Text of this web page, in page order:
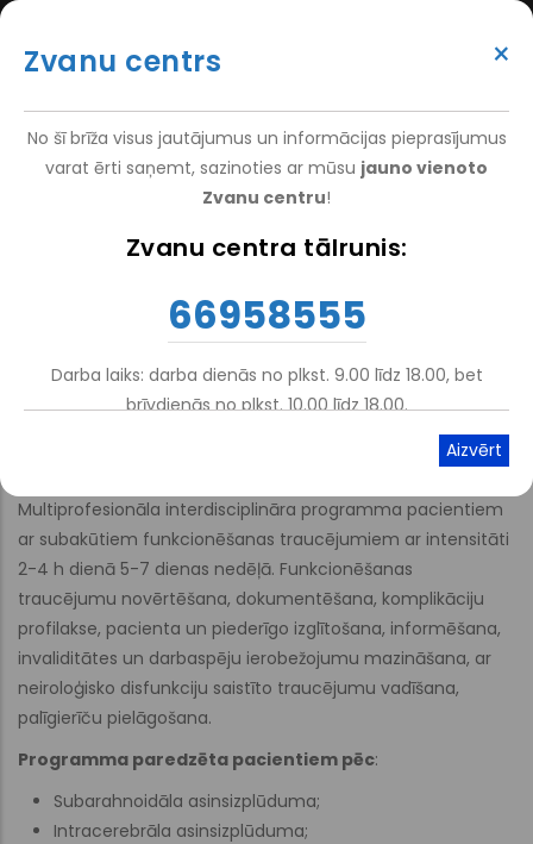
Pārlekt
galveno
MENU
VAKANCES
DARBINIEKIEM
Atpakaļceļš
Stacionārā Rehabilitācija -Neirorehabilitācija
Rehabilitācija galvas smadzeņu
asinsrites traucējumiem
Multiprofesionāla interdisciplināra programma pacientiem
ar subakūtiem funkcionēšanas traucējumiem ar intensitāti
2-4 h dienā 5-7 dienas nedēļā. Funkcionēšanas
traucējumu novērtēšana, dokumentēšana, komplikāciju
profilakse, pacienta un piederīgo izglītošana, informēšana,
invaliditātes un darbaspēju ierobežojumu mazināšana, ar
neiroloģisko disfunkciju saistīto traucējumu vadīšana,
palīgierīču pielāgošana.
Programma paredzēta pacientiem pēc:
Subarahnoidāla asinsizplūduma;
Intracerebrāla asinsizplūduma;
×
Zvanu centrs
No šī brīža visus jautājumus un informācijas pieprasījumus
varat ērti saņemt, sazinoties ar mūsu jauno vienoto
Zvanu centru!
Zvanu centra tālrunis:
66958555
Darba laiks: darba dienās no plkst. 9.00 līdz 18.00, bet
brīvdienās no plkst. 10.00 līdz 18.00.